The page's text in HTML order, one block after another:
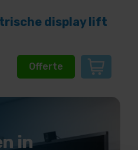
display lift
Offerte
in